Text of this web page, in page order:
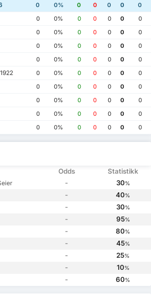
0 0% 0 0 0 0
0
0 0% 0 0 0 0
0
0 0% 0 0 0 0
0
0 0% 0 0 0 0
0
0 0% 0 0 0 0
0
0 0% 0 0 0 0
0
0 0% 0 0 0 0
0
0 0% 0 0 0 0
0
0 0% 0 0 0 0
0
0 0% 0 0 0 0 0
Odds Statistikk
- 30%
- 40%
- 30%
- 95%
- 80%
- 45%
- 25%
- 10%
- 60%